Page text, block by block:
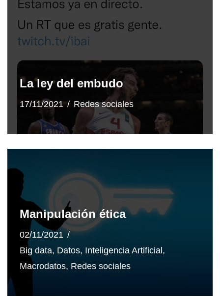
La ley del embudo
17/11/2021 Redes sociales
Manipulación ética
02/11/2021
Big data, Datos, Inteligencia Artificial ,
Macrodatos, Redes sociales